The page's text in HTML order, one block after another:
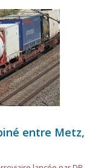
entre Metz,